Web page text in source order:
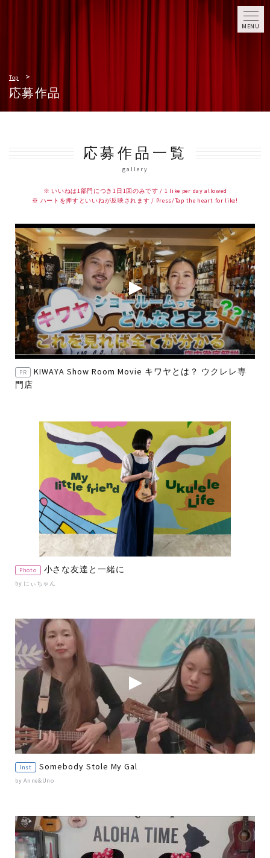
MENU
Top
応募作品
応募作品一覧
gallery
※ いいねは1部門につき1日1回のみです / 1 like per day allowed
※ ハートを押すといいねが反映されます / Press/Tap the heart for like!
PR
KIWAYA Show Room Movie キワヤとは？ ウクレレ専
門店
Photo 小さな友達と一緒に
by にぃちゃん
Inst Somebody Stole My Gal
by Anne&Uno